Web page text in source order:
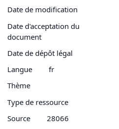
Date de modification
Date d'acceptation du
document
Date de dépôt légal
Langue
fr
Thème
Type de ressource
Source
28066